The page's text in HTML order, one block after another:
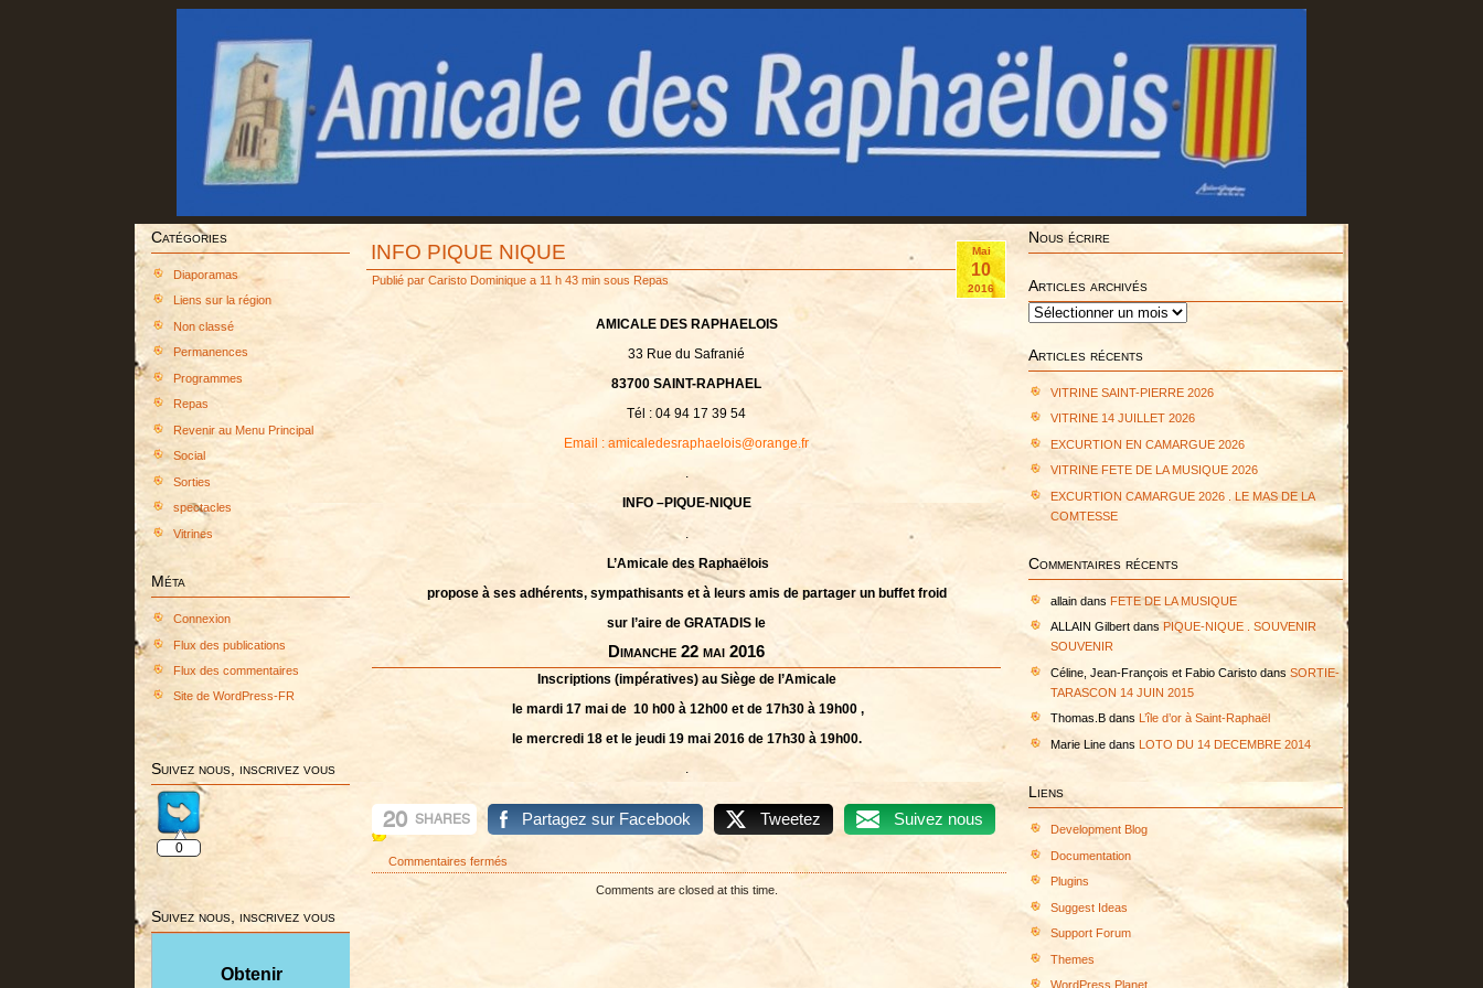
Catégories
Diaporamas
Liens sur la région
Non classé
Permanences
Programmes
Repas
Revenir au Menu Principal
Social
Sorties
spectacles
Vitrines
Méta
Connexion
Flux des publications
Flux des commentaires
Site de WordPress-FR
Suivez nous, inscrivez vous
0
Suivez nous, inscrivez vous
Obtenir
Mai
10
2016
INFO PIQUE NIQUE
Publié par Caristo Dominique a 11 h 43 min sous Repas
AMICALE DES RAPHAELOIS
33 Rue du Safranié
83700 SAINT-RAPHAEL
Tél : 04 94 17 39 54
Email : amicaledesraphaelois@orange.fr
.
INFO –PIQUE-NIQUE
L’Amicale des Raphaëlois
propose à ses adhérents, sympathisants et à leurs amis de partager un buffet froid
sur l’aire de GRATADIS le
Dimanche 22 mai 2016
Inscriptions (impératives) au Siège de l’Amicale
le mardi 17 mai de 10 h00 à 12h00 et de 17h30 à 19h00 ,
le mercredi 18 et le jeudi 19 mai 2016 de 17h30 à 19h00.
.
20 SHARES Partagez sur Facebook Tweetez Suivez nous
Commentaires fermés
Comments are closed at this time.
Nous écrire
Articles archivés
Articles
Articles récents
VITRINE SAINT-PIERRE 2026
VITRINE 14 JUILLET 2026
EXCURTION EN CAMARGUE 2026
VITRINE FETE DE LA MUSIQUE 2026
EXCURTION CAMARGUE 2026 . LE MAS DE LA
COMTESSE
Commentaires récents
allain dans FETE DE LA MUSIQUE
ALLAIN Gilbert dans PIQUE-NIQUE . SOUVENIR
SOUVENIR
Céline, Jean-François et Fabio Caristo dans SORTIE-
TARASCON 14 JUIN 2015
Thomas.B dans
L’île d’or à Saint-Raphaël
Marie Line dans LOTO DU 14 DECEMBRE 2014
Liens
Development Blog
Documentation
Plugins
Suggest Ideas
Support Forum
Themes
WordPress Planet